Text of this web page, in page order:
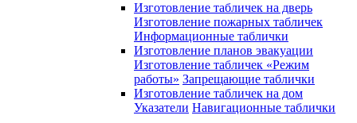
Изготовление табличек на дверь
Изготовление пожарных табличек
Информационные таблички
Изготовление планов эвакуации
Изготовление табличек «Режим
работы» Запрещающие таблички
Изготовление табличек на дом
Указатели Навигационные таблички